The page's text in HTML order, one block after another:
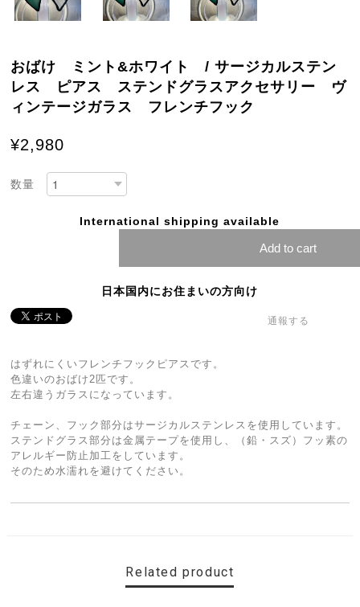
おばけ ミント&ホワイト / サージカルステン
レス ピアス ステンドグラスアクセサリー ヴ
ィンテージガラス フレンチフック
¥2,980
数量
International shipping available
Add to cart
日本国内にお住まいの方向け
通報する
はずれにくいフレンチフックピアスです。
色違いのおばけ2匹です。
左右違うガラスになっています。
チェーン、フック部分はサージカルステンレスを使用しています。
ステンドグラス部分は金属テープを使用し、（鉛・スズ）フッ素の
アレルギー防止加工をしています。
そのため水濡れを避けてください。
Related product